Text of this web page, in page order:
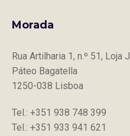
Morada
Rua Artilharia 1, n.º 51, Loja J
Páteo Bagatella
1250-038 Lisboa
Tel.: +351 938 748 399
Tel.: +351 933 941 621